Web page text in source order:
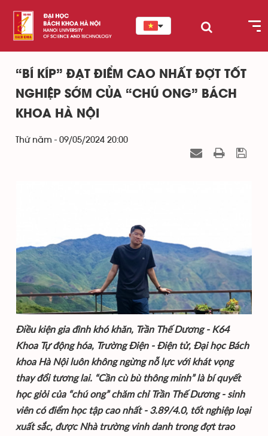
“BÍ KÍP” ĐẠT ĐIỂM CAO NHẤT ĐỢT TỐT
NGHIỆP SỚM CỦA “CHÚ ONG” BÁCH
KHOA HÀ NỘI
Thứ năm - 09/05/2024 20:00
Điều kiện gia đình khó khăn, Trần Thế Dương - K64
Khoa Tự động hóa, Trường Điện - Điện tử, Đại học Bách
khoa Hà Nội luôn không ngừng nỗ lực với khát vọng
thay đổi tương lai. “Cần cù bù thông minh” là bí quyết
học giỏi của “chú ong” chăm chỉ Trần Thế Dương - sinh
viên có điểm học tập cao nhất - 3.89/4.0, tốt nghiệp loại
xuất sắc, được Nhà trường vinh danh trong đợt trao